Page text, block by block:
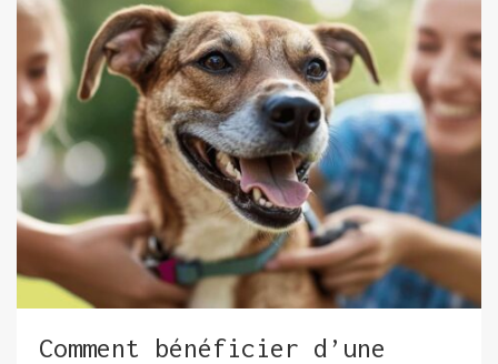
Comment bénéficier d’une